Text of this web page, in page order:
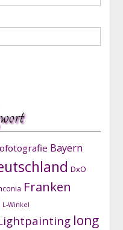
Bayern
DxO
Franken
L-Winkel
long